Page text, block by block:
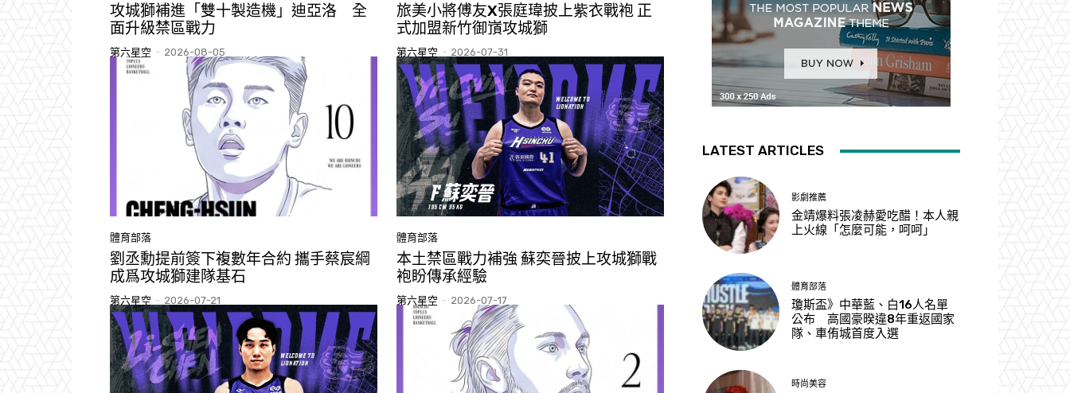
攻城獅補進「雙十製造機」迪亞洛 全
面升級禁區戰力
第六星空 - 2026-08-05
旅美小將傅友X張庭瑋披上紫衣戰袍 正
式加盟新竹御嵿攻城獅
第六星空 - 2026-07-31
體育部落
劉丞勳提前簽下複數年合約 攜手蔡宸綱
成爲攻城獅建隊基石
第六星空 - 2026-07-21
體育部落
本土禁區戰力補強 蘇奕晉披上攻城獅戰
袍盼傳承經驗
第六星空 - 2026-07-17
LATEST ARTICLES
影劇推薦
金靖爆料張凌赫愛吃醋！本人親
上火線「怎麼可能，呵呵」
體育部落
瓊斯盃》中華藍、白16人名單
公布 高國豪暌違8年重返國家
隊、車侑城首度入選
時尚美容